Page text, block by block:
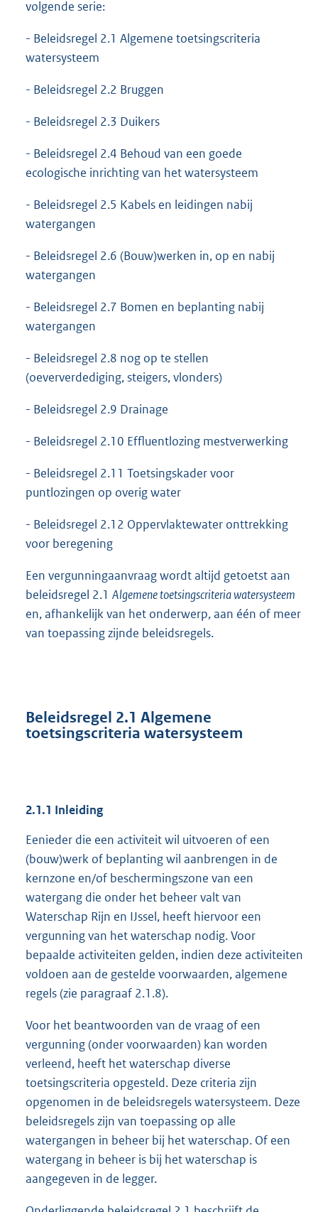
volgende serie:
- Beleidsregel 2.1 Algemene toetsingscriteria
watersysteem
- Beleidsregel 2.2 Bruggen
- Beleidsregel 2.3 Duikers
- Beleidsregel 2.4 Behoud van een goede
ecologische inrichting van het watersysteem
- Beleidsregel 2.5 Kabels en leidingen nabij
watergangen
- Beleidsregel 2.6 (Bouw)werken in, op en nabij
watergangen
- Beleidsregel 2.7 Bomen en beplanting nabij
watergangen
- Beleidsregel 2.8 nog op te stellen
(oeververdediging, steigers, vlonders)
- Beleidsregel 2.9 Drainage
- Beleidsregel 2.10 Effluentlozing mestverwerking
- Beleidsregel 2.11 Toetsingskader voor
puntlozingen op overig water
- Beleidsregel 2.12 Oppervlaktewater onttrekking
voor beregening
Een vergunningaanvraag wordt altijd getoetst aan
beleidsregel 2.1 Algemene toetsingscriteria watersysteem
en, afhankelijk van het onderwerp, aan één of meer
van toepassing zijnde beleidsregels.
Beleidsregel 2.1 Algemene
toetsingscriteria watersysteem
2.1.1 Inleiding
Eenieder die een activiteit wil uitvoeren of een
(bouw)werk of beplanting wil aanbrengen in de
kernzone en/of beschermingszone van een
watergang die onder het beheer valt van
Waterschap Rijn en IJssel, heeft hiervoor een
vergunning van het waterschap nodig. Voor
bepaalde activiteiten gelden, indien deze activiteiten
voldoen aan de gestelde voorwaarden, algemene
regels (zie paragraaf 2.1.8).
Voor het beantwoorden van de vraag of een
vergunning (onder voorwaarden) kan worden
verleend, heeft het waterschap diverse
toetsingscriteria opgesteld. Deze criteria zijn
opgenomen in de beleidsregels watersysteem. Deze
beleidsregels zijn van toepassing op alle
watergangen in beheer bij het waterschap. Of een
watergang in beheer is bij het waterschap is
aangegeven in de legger.